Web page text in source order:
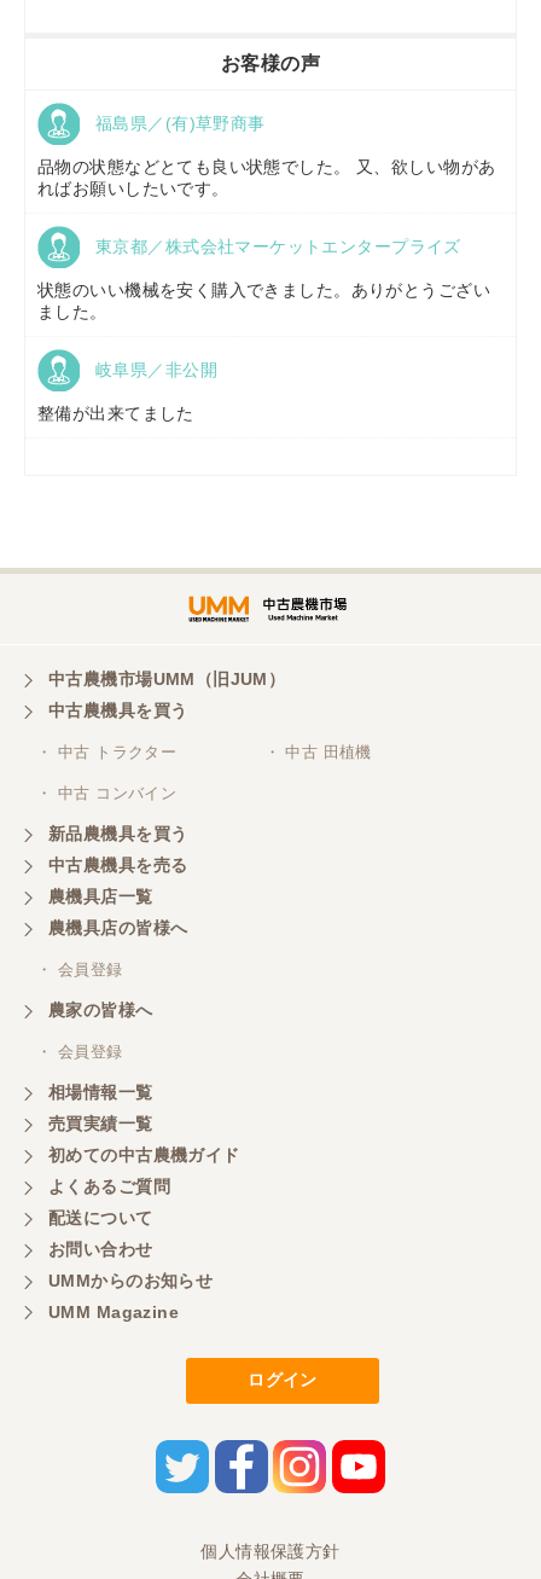
京都府／
福島県／(有)草野商事
山形県／株式会社ノーキステージ
株式会社トミタモータース
三重県／株式会社 ケイ・エス・エンタープライズ
お客様の声
福島県／(有)草野商事
品物の状態などとても良い状態でした。 又、欲しい物があ
ればお願いしたいです。
東京都／株式会社マーケットエンタープライズ
状態のいい機械を安く購入できました。ありがとうござい
ました。
岐阜県／非公開
整備が出来てました
中古農機市場UMM（旧JUM）
中古農機具を買う
・ 中古 トラクター ・ 中古 田植機
・ 中古 コンバイン
新品農機具を買う
中古農機具を売る
農機具店一覧
農機具店の皆様へ
・ 会員登録
農家の皆様へ
・ 会員登録
相場情報一覧
売買実績一覧
初めての中古農機ガイド
よくあるご質問
配送について
お問い合わせ
UMMからのお知らせ
UMM Magazine
ログイン
個人情報保護方針